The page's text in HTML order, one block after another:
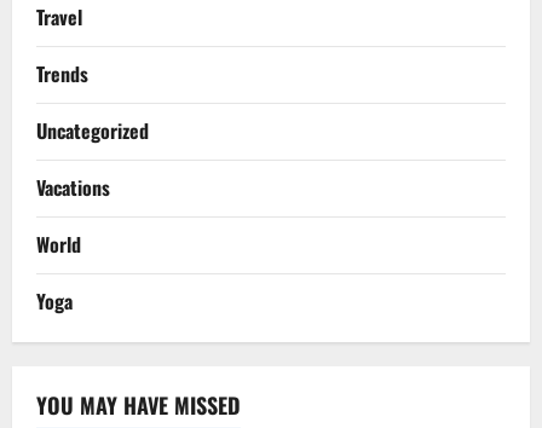
Travel
Trends
Uncategorized
Vacations
World
Yoga
YOU MAY HAVE MISSED